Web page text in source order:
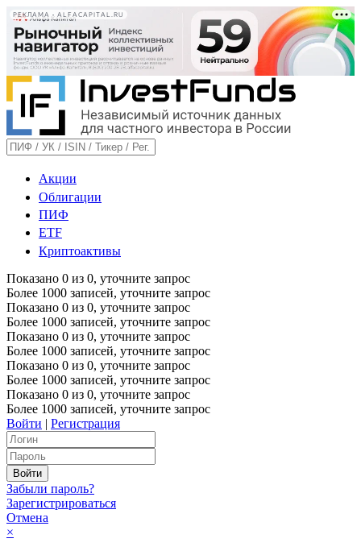
РЕКЛАМА • ALFACAPITAL.RU
Акции
Облигации
ПИФ
ETF
Криптоактивы
Показано 0 из 0, уточните запрос
Более 1000 записей, уточните запрос
Показано 0 из 0, уточните запрос
Более 1000 записей, уточните запрос
Показано 0 из 0, уточните запрос
Более 1000 записей, уточните запрос
Показано 0 из 0, уточните запрос
Более 1000 записей, уточните запрос
Показано 0 из 0, уточните запрос
Более 1000 записей, уточните запрос
Войти | Регистрация
Забыли пароль?
Зарегистрироваться
Отмена
×